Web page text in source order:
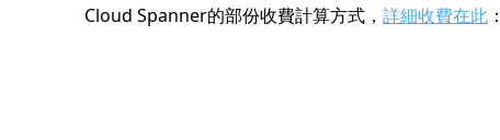
Cloud Spanner的部份收費計算方式， 詳細收費在此 ：